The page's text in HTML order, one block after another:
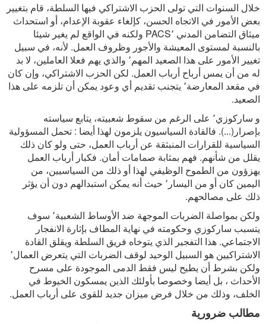
خلال السنوات التي تولى الحزب الاشتراكي فيها السلطة، قام بتغيير
بعض الأمور في الاتجاه الحسن، كإلغاء عقوبة الإعدام، أو استحداث
ميثاق التضامن المدني PACS٬ ولكنه في الواقع لم يغير شيئا
بالنسبة لمستوى المعيشة والأجور وظروف العمل. لأنه، في سبيل
تغيير الأمور على هذا الصعيد المهم٬ والذي يهم فعلا العاملين، لا بد
له من أن يمس أرباح أرباب العمل. لكن الحزب الاشتراكي، وإن كان
في مقعد المعارضة٬ يتجنب تقديم أي وعود يمكن أن تلزمه على هذا
الصعيد.
و ساركوزي٬ على الرغم من سقوط شعبيته، يتابع سياسته
بإصرار(...). فالقادة السياسيون يلزمون لهذا أيضا : تحمل المسؤولية
السياسية للقرارات المنبثقة عن أرباب العمل، حتى ولو كان ذلك
يقلل من شأنهم. فهم بمثابة صمامات أمان. فكبار أرباب العمل
يهزؤون من الطموح الوظيفي لهذا أو ذلك من السياسيين، من
اليمين كان أو من اليسار٬ حيث أنه يمكن استبدالهم دون أن يؤثر
ذلك على مصالحهم.
ولكن بمواصلة الضربات الموجهة ضد الأوساط الشعبية٬ سوف
يتسبب ساركوزي وحكومته في نهاية المطاف بإثارة الانفجار
الاجتماعي. هذا التفجير الذي يتوخاه فريق السلطة ويقلق القادة
الاشتراكيين هو السبيل الوحيد لوقف الضربات التي يتعرض العمال٬
ولكن بشرط أن يطيح ليس فقط الدمى الموجودة على مسرح
الأحداث ، بل أيضا وخصوصا بأولئك الذين يمسكون الخيوط في
الخلف، وذلك من خلال فرض ميزان جديد للقوى على أرباب العمل.
مطالب ضرورية